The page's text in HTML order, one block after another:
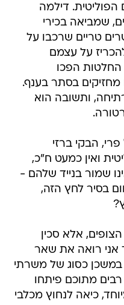
טריים שרכבו על
על עצמם
החלטות הפכו
מחזיקים בסתר בענף.
ותשובה הוא
הבקי ברזי
שמור בנייד שלהם -
בסיר לחץ הזה,
אלא סכין
כסוג של משרתי
מתוכם פיתחו
כיאה לנחוץ מכלבי